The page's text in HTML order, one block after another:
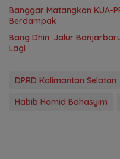
‎Banggar Matangkan KUA-
Berdampak
Bang Dhin: Jalur
Lagi
DPRD Kalimantan Selatan
Habib Hamid Bahasyim